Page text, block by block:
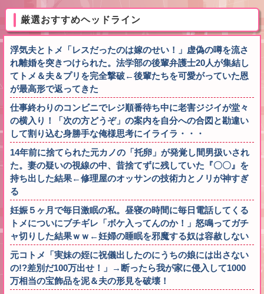
厳選おすすめヘッドライン
浮気夫とトメ「レスだったのは嫁のせい！」虚偽の噂を流さ
れ離婚を突きつけられた。法学部の後輩弁護士20人が集結し
てトメ＆夫＆プリを完全撃破←後輩たちを可愛がっていた恩
が最高形で返ってきた
仕事終わりのコンビニでレジ順番待ち中に老害ジジイが堂々
の横入り！「次の方どうぞ」の案内を自分への合図と勘違い
して割り込む身勝手な俺様思考にイライラ・・・
14年前に捨てられた元カノの「托卵」が発覚し間男扱いされ
た。妻の疑いの視線の中、昔捨てずに残していた『〇〇』を
持ち出した結果←修理屋のオッサンの技術力とノリが神すぎ
る
妊娠５ヶ月で毎日激眠の私。昼寝の時間に毎日電話してくる
トメについにブチギレ「ボケ入ってんのか！」怒鳴ってガチ
ャ切りした結果ｗｗ←妊婦の睡眠を邪魔する奴は容赦しない
元コトメ「実妹の姪に祝儀出したのにうちの娘には出さない
の!?差別だ100万出せ！」→断ったら我が家に侵入して1000
万相当の宝飾品を泥＆夫の形見を破壊！